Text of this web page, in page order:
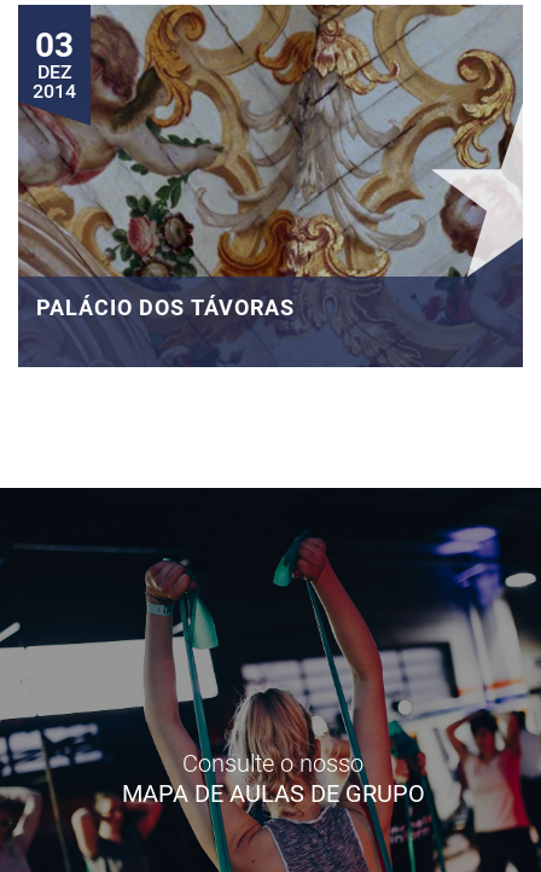
03
DEZ
2014
PALÁCIO DOS TÁVORAS
Consulte o nosso
MAPA DE AULAS DE GRUPO